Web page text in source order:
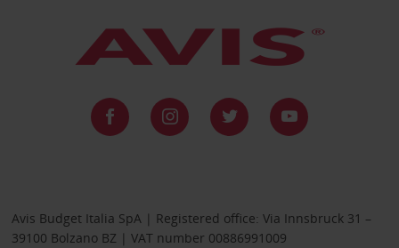
Avis Budget Italia SpA | Registered office: Via Innsbruck 31 –
39100 Bolzano BZ | VAT number 00886991009